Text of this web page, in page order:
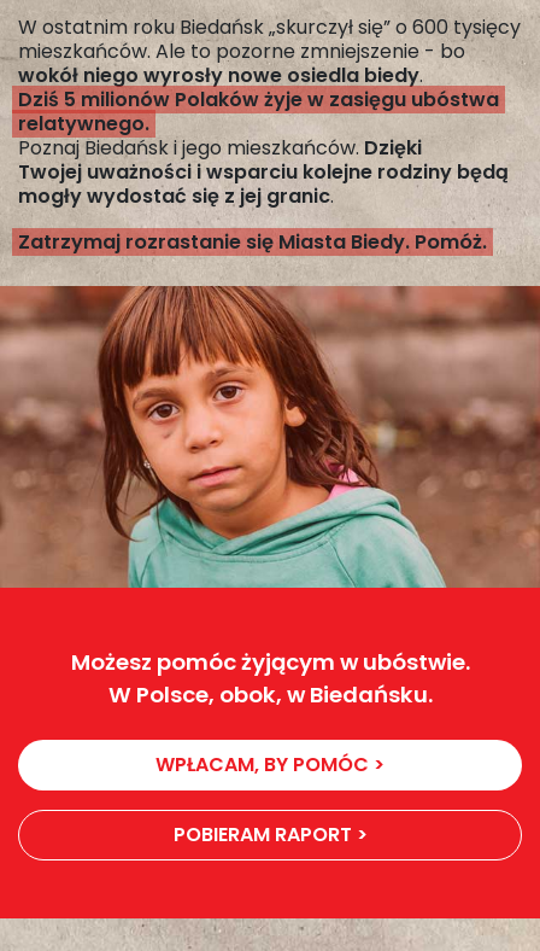
W ostatnim roku Biedańsk „skurczył się” o 600 tysięcy
mieszkańców. Ale to pozorne zmniejszenie - bo
wokół niego wyrosły nowe osiedla biedy.
Dziś 5 milionów Polaków żyje w zasięgu ubóstwa
relatywnego.
Poznaj Biedańsk i jego mieszkańców. Dzięki
Twojej uważności i wsparciu kolejne rodziny będą
mogły wydostać się z jej granic.
Zatrzymaj rozrastanie się Miasta Biedy. Pomóż.
Możesz pomóc żyjącym w ubóstwie.
W Polsce, obok, w Biedańsku.
WPŁACAM, BY POMÓC >
POBIERAM RAPORT >